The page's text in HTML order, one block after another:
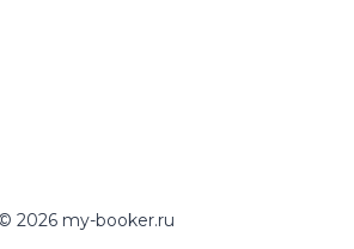
© 2026 my-booker.ru